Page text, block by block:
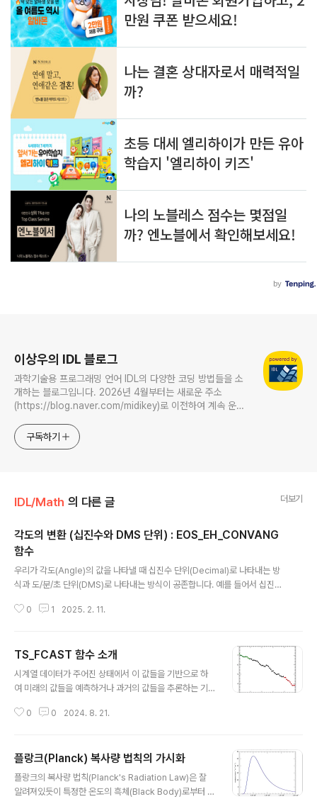
이상우의 IDL 블로그
과학기술용 프로그래밍 언어 IDL의 다양한 코딩 방법들을 소
개하는 블로그입니다. 2026년 4월부터는 새로운 주소
(https://blog.naver.com/midikey)로 이전하여 계속 운영
구독하기
IDL/Math 의 다른 글 더보기
각도의 변환 (십진수와 DMS 단위) : EOS_EH_CONVANG
함수
우리가 각도(Angle)의 값을 나타낼 때 십진수 단위(Decimal)로 나타내는 방
식과 도/분/초 단위(DMS)로 나타내는 방식이 공존합니다. 예를 들어서 십진수
초가 됩니다. 그리고 이러한 단위 사이를 상호변환해야 하는 경우들이 종종 있
면 기본적인 문법은 다음과 같습니다. Result = EOS_EH_CONVANG(inAn
gle, code) 여기서 inAng는 투입되는 각도이고 code는 변환 작업의 종류를
나타내는 코드번호입니다. 총 6종의 변환 기능들이 지원..
0 1 2025. 2. 11.
TS_FCAST 함수 소개
시계열 데이터가 주어진 상태에서 이 값들을 기반으로 하
여 미래의 값들을 예측하거나 과거의 값들을 추론하는 기
는 것이 있습니다. 이 기법에서는 주어진 데이터 값들을 선
됩니다. IDL에서도 이러한 자기회귀 모델 기법을 기반으로
한 기능함수가 지원되는데 그것이 바로 오늘 소개할 TS_F
CAST 함수입니다. 그러면 이 함수를 사용하여 시계열 데
0 0 2024. 8. 21.
플랑크(Planck) 복사량 법칙의 가시화
플랑크의 복사량 법칙(Planck's Radiation Law)은 잘
알려져있듯이 특정한 온도의 흑체(Black Body)로부터 방